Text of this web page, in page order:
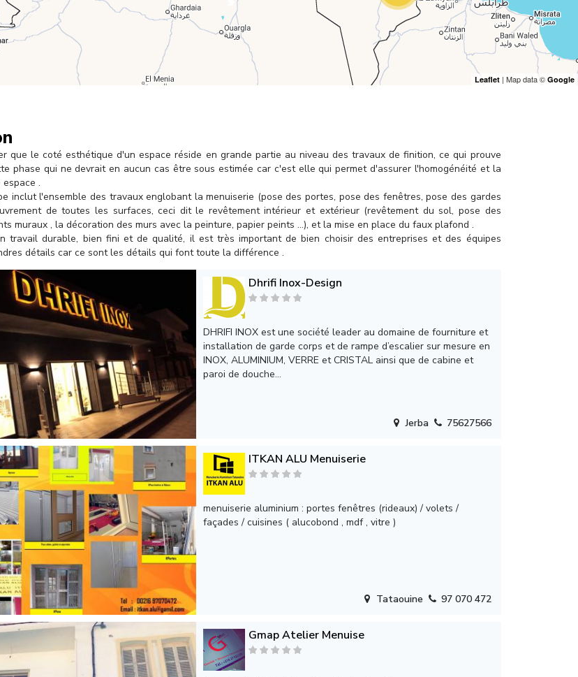
Leaflet | Map data © Google
que le coté esthétique d'un espace réside en grande partie au niveau des travaux de finition, ce qui prouve
phase qui ne devrait en aucun cas être sous estimée car c'est elle qui permet d'assurer l'homogénéité et la
.
inclut l'ensemble des travaux englobant la menuiserie (pose des portes, pose des fenêtres, pose des gardes
de toutes les surfaces, ceci dit le revêtement intérieur et extérieur (revêtement du sol, pose des
muraux , la décoration des murs avec la peinture, papier peints ...), et la mise en place du faux plafond .
travail durable, bien fini et de qualité, il est très important de bien choisir des entreprises et des équipes
détails car ce sont les détails qui font toute la différence .
Dhrifi Inox-Design
DHRIFI INOX est une société leader au domaine de fourniture et
installation de garde corps et de rampe d’escalier sur mesure en
INOX, ALUMINIUM, VERRE et CRISTAL ainsi que de cabine et
paroi de douche...
Jerba 75627566
ITKAN ALU Menuiserie
menuiserie aluminium : portes fenêtres (rideaux) / volets /
façades / cuisines ( alucobond , mdf , vitre )
Tataouine 97 070 472
Gmap Atelier Menuise